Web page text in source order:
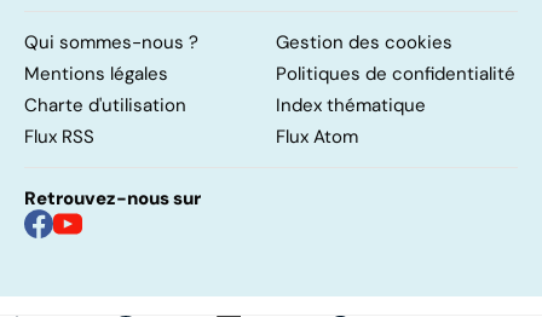
Qui sommes-nous ?
Gestion des cookies
Mentions légales
Politiques de confidentialité
Charte d'utilisation
Index thématique
Flux RSS
Flux Atom
Retrouvez-nous sur